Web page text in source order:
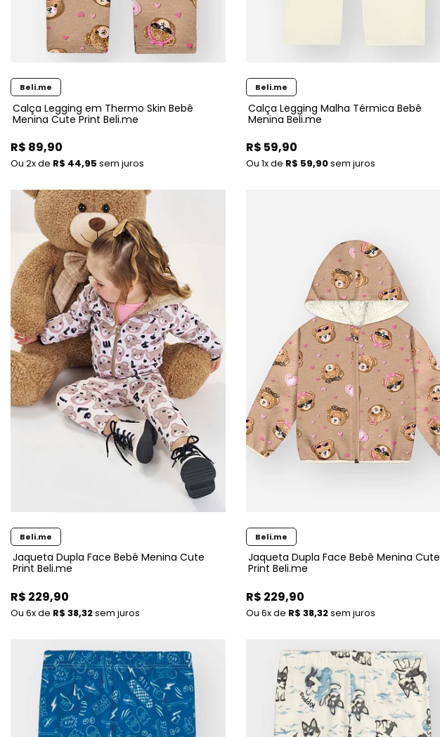
Calça Legging em Thermo Skin Bebê
Menina Cute Print Beli.me
Beli.me
R$ 89,90
2xde R$ 44,95 sem juros
Calça Legging Malha Térmica Bebê
Menina Beli.me
Beli.me
R$ 59,90
1xde R$ 59,90sem juros
Jaqueta Dupla Face Bebê Menina Cute
Print Beli.me
Beli.me
R$ 229,90
6xde R$ 38,32sem juros
Jaqueta Dupla Face Bebê Menina Cute
Print Beli.me
Beli.me
R$ 229,90
6xde R$ 38,32sem juros